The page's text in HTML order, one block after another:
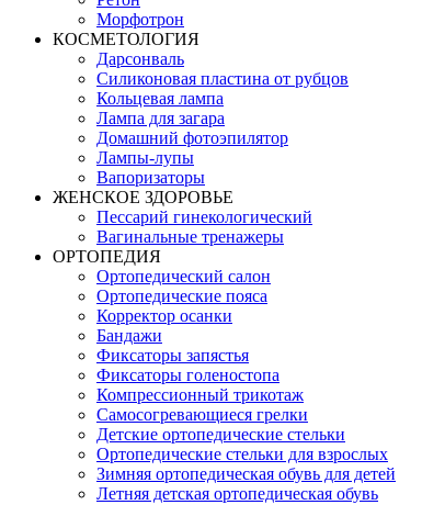
Морфотрон
КОСМЕТОЛОГИЯ
Дарсонваль
Силиконовая пластина от рубцов
Кольцевая лампа
Лампа для загара
Домашний фотоэпилятор
Лампы-лупы
Вапоризаторы
ЖЕНСКОЕ ЗДОРОВЬЕ
Пессарий гинекологический
Вагинальные тренажеры
ОРТОПЕДИЯ
Ортопедический салон
Ортопедические пояса
Корректор осанки
Бандажи
Фиксаторы запястья
Фиксаторы голеностопа
Компрессионный трикотаж
Самосогревающиеся грелки
Детские ортопедические стельки
Ортопедические стельки для взрослых
Зимняя ортопедическая обувь для детей
Летняя детская ортопедическая обувь